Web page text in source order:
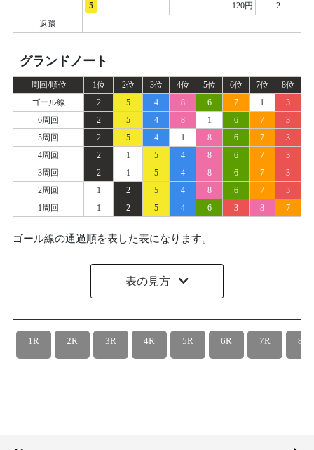
5
120円
2
返還
グランドノート
周回/順位 1位 2位 3位 4位 5位 6位 7位
8位
ゴール線
2 5 4 8 6 7 1
3
6周回
2 5 4 8 1 6 7
3
5周回
2 5 4 1 8 6 7
3
4周回
2 1 5 4 8 6 7
3
3周回
2 1 5 4 8 6 7
3
2周回
1 2 5 4 8 6 7
3
1周回
1 2 5 4 6 3 8 7
ゴール線の通過順を表した表になります。
表の見方
1R 2R 3R 4R 5R 6R 7R 8R